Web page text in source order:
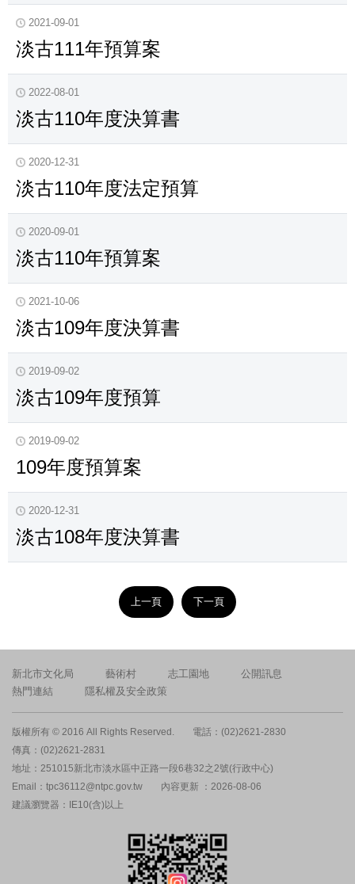
2021-09-01
淡古111年預算案
2022-08-01
淡古110年度決算書
2020-12-31
淡古110年度法定預算
2020-09-01
淡古110年預算案
2021-10-06
淡古109年度決算書
2019-09-02
淡古109年度預算
2019-09-02
109年度預算案
2020-12-31
淡古108年度決算書
上一頁 下一頁
新北市文化局 藝術村 志工園地
公開訊息
熱門連結
隱私權及安全政策
版權所有 © 2016 All Rights Reserved.
電話：(02)2621-2830
傳真：(02)2621-2831
地址：251015新北市淡水區中正路一段6巷32之2號(行政中心)
Email：tpc36112@ntpc.gov.tw
內容更新 ：2026-08-06
建議瀏覽器：IE10(含)以上